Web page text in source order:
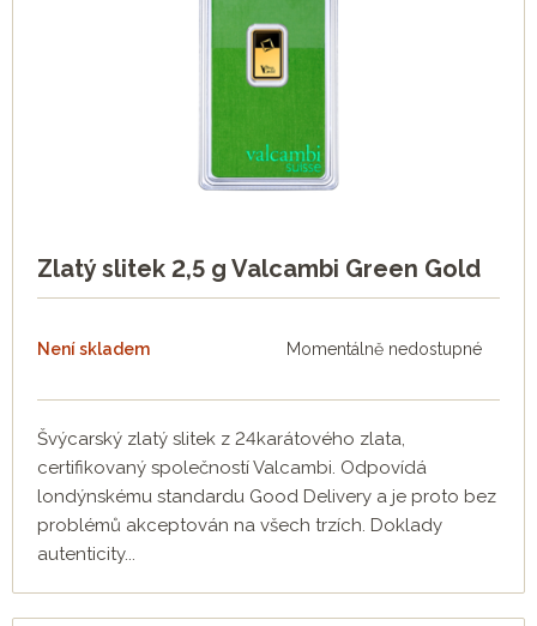
Zlatý slitek 2,5 g Valcambi Green Gold
Není skladem Momentálně nedostupné
Švýcarský zlatý slitek z 24karátového zlata,
certifikovaný společností Valcambi. Odpovídá
londýnskému standardu Good Delivery a je proto bez
problémů akceptován na všech trzích. Doklady
autenticity...